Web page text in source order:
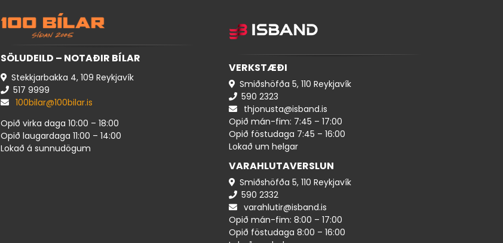
SÖLUDEILD – NOTAÐIR BÍLAR
Stekkjarbakka 4, 109 Reykjavík
517 ​9999
100bilar@100bilar.is
Opið virka daga 10:00 – 18:00
Opið laugardaga 11:00 – 14:00
Lokað á sunnudögum
VERKSTÆÐI
Smiðshöfða 5, 110 Reykjavík
590 ​​2323
thjonusta@isband.is
Opið mán-fim: 7:45 – 17:00
Opið föstudaga 7:45 – 16:00
Lokað um helgar
VARAHLUTAVERSLUN
Smiðshöfða 5, 110 Reykjavík
590 ​2332
varahlutir@isband.is
Opið mán-fim: 8:00 – 17:00
Opið föstudaga 8:00 – 16:00